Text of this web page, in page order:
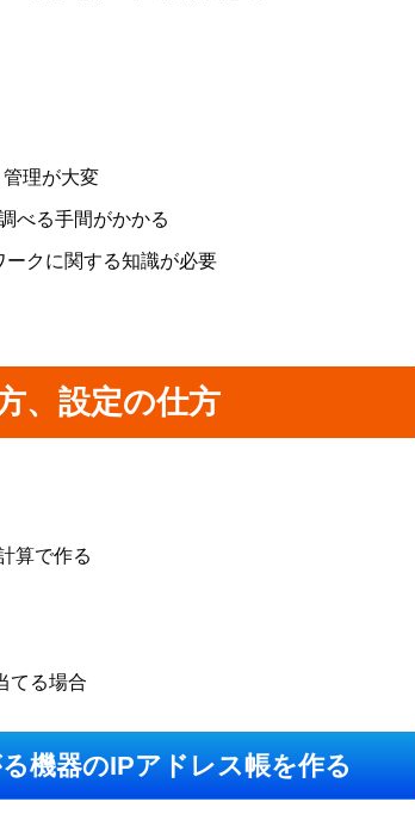
理が大変
べる手間がかかる
クに関する知識が必要
、設定の仕方
算で作る
てる場合
機器のIPアドレス帳を作る